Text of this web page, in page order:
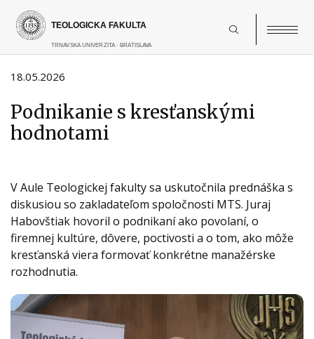
Skočiť
hlavný
obsah
18.05.2026
Podnikanie s kresťanskými
hodnotami
V Aule Teologickej fakulty sa uskutočnila prednáška s
diskusiou so zakladateľom spoločnosti MTS. Juraj
Habovštiak hovoril o podnikaní ako povolaní, o
firemnej kultúre, dôvere, poctivosti a o tom, ako môže
kresťanská viera formovať konkrétne manažérske
rozhodnutia.